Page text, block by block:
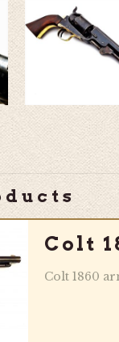
Colt
Colt 1860